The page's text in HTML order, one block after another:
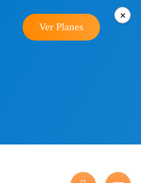
×
Ver Planes